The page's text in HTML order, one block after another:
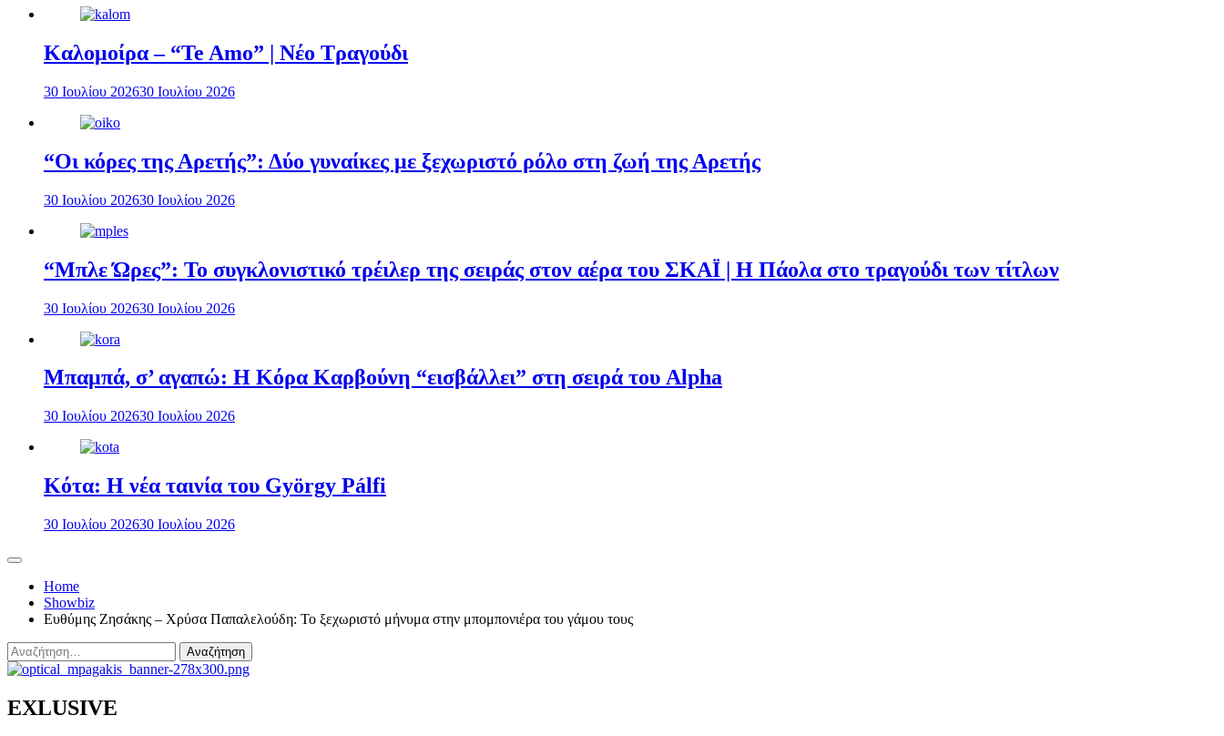
Καλομοίρα – “Te Amo” | Νέο Τραγούδι
30 Ιουλίου 202630 Ιουλίου 2026
“Οι κόρες της Αρετής”: Δύο γυναίκες με ξεχωριστό ρόλο στη ζωή της Αρετής
30 Ιουλίου 202630 Ιουλίου 2026
“Μπλε Ώρες”: Το συγκλονιστικό τρέιλερ της σειράς στον αέρα του ΣΚΑΪ | Η Πάολα στο τραγούδι των τίτλων
30 Ιουλίου 202630 Ιουλίου 2026
Μπαμπά, σ’ αγαπώ: Η Κόρα Καρβούνη “εισβάλλει” στη σειρά του Alpha
30 Ιουλίου 202630 Ιουλίου 2026
Κότα: Η νέα ταινία του György Pálfi
30 Ιουλίου 202630 Ιουλίου 2026
Home
Showbiz
Ευθύμης Ζησάκης – Χρύσα Παπαλελούδη: Το ξεχωριστό μήνυμα στην μπομπονιέρα του γάμου τους
Αναζήτηση
για:
EXLUSIVE